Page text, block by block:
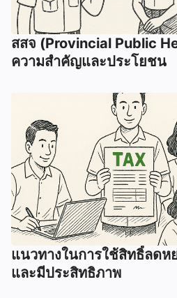
สสจ (Provincial Public
ความสำคัญและประโยชน
แนวทางในการใช้สิทธิ์ลดห
และมีประสิทธิภาพ